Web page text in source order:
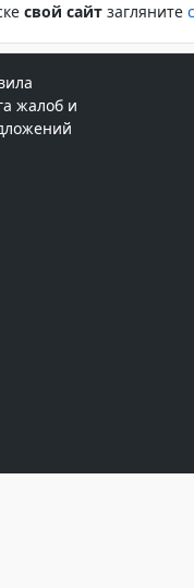
свой сайт загляните
жалоб и